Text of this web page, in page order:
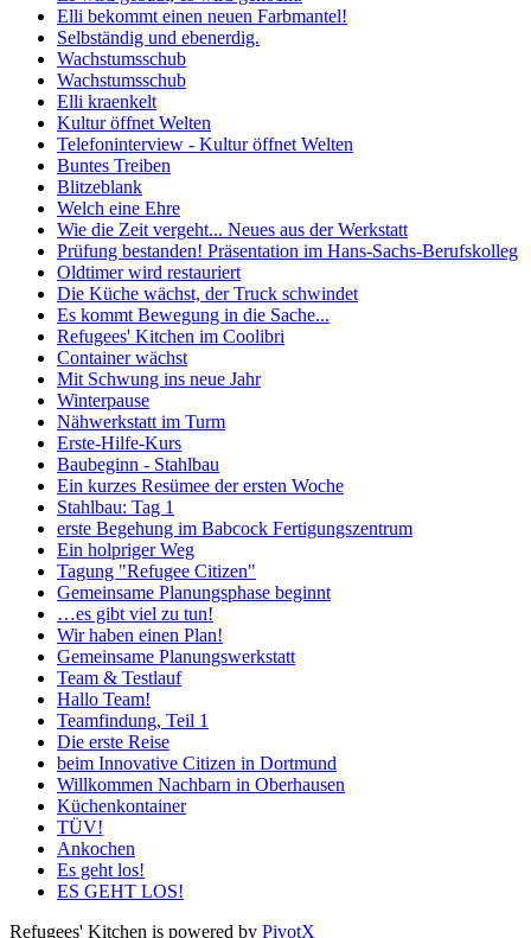
Elli bekommt einen neuen Farbmantel!
Selbständig und ebenerdig.
Wachstumsschub
Wachstumsschub
Elli kraenkelt
Kultur öffnet Welten
Telefoninterview - Kultur öffnet Welten
Buntes Treiben
Blitzeblank
Welch eine Ehre
Wie die Zeit vergeht... Neues aus der Werkstatt
Prüfung bestanden! Präsentation im Hans-Sachs-Berufskolleg
Oldtimer wird restauriert
Die Küche wächst, der Truck schwindet
Es kommt Bewegung in die Sache...
Refugees' Kitchen im Coolibri
Container wächst
Mit Schwung ins neue Jahr
Winterpause
Nähwerkstatt im Turm
Erste-Hilfe-Kurs
Baubeginn - Stahlbau
Ein kurzes Resümee der ersten Woche
Stahlbau: Tag 1
erste Begehung im Babcock Fertigungszentrum
Ein holpriger Weg
Tagung "Refugee Citizen"
Gemeinsame Planungsphase beginnt
…es gibt viel zu tun!
Wir haben einen Plan!
Gemeinsame Planungswerkstatt
Team & Testlauf
Hallo Team!
Teamfindung, Teil 1
Die erste Reise
beim Innovative Citizen in Dortmund
Willkommen Nachbarn in Oberhausen
Küchenkontainer
TÜV!
Ankochen
Es geht los!
ES GEHT LOS!
Refugees' Kitchen is powered by PivotX